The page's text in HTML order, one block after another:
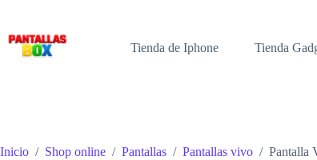
contenido
Tienda de Iphone
Tienda
Inicio / Shop online / Pantallas / Pantallas vivo / Pantalla